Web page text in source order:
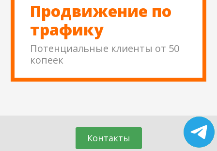
Продвижение по
трафику
Потенциальные клиенты от 50
копеек
Контакты